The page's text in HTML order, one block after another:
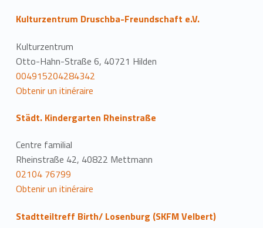
Kulturzentrum Druschba-Freundschaft e.V.
Kulturzentrum
Otto-Hahn-Straße 6, 40721 Hilden
004915204284342
Obtenir un itinéraire
Städt. Kindergarten Rheinstraße
Centre familial
Rheinstraße 42, 40822 Mettmann
02104 76799
Obtenir un itinéraire
Stadtteiltreff Birth/ Losenburg (SKFM Velbert)